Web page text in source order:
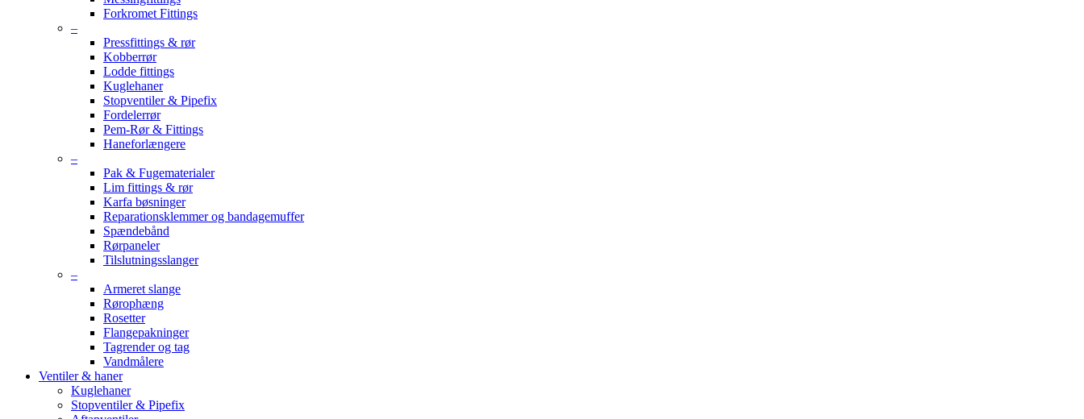
Forkromet Fittings
–
Pressfittings & rør
Kobberrør
Lodde fittings
Kuglehaner
Stopventiler & Pipefix
Fordelerrør
Pem-Rør & Fittings
Haneforlængere
–
Pak & Fugematerialer
Lim fittings & rør
Karfa bøsninger
Reparationsklemmer og bandagemuffer
Spændebånd
Rørpaneler
Tilslutningsslanger
–
Armeret slange
Rørophæng
Rosetter
Flangepakninger
Tagrender og tag
Vandmålere
Ventiler & haner
Kuglehaner
Stopventiler & Pipefix